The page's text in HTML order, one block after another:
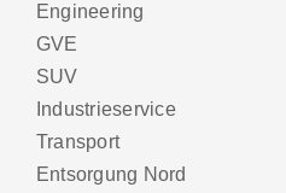
Engineering
GVE
SUV
Industrieservice
Transport
Entsorgung Nord